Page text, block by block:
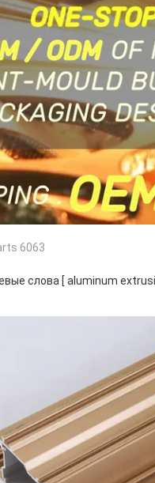
6063
слова [ aluminum